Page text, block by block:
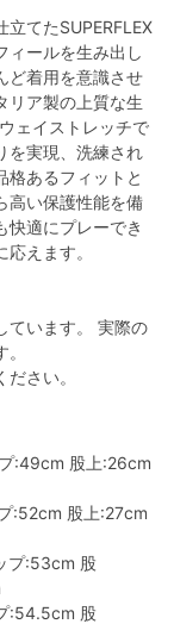
てたSUPERFLEX
ィールを生み出し
ど着用を意識させ
リア製の上質な生
ェイストレッチで
を実現、洗練され
格あるフィットと
高い保護性能を備
快適にプレーでき
えます。
ています。 実際の
さい。
:49cm 股上:26cm
:52cm 股上:27cm
プ:53cm 股
:54.5cm 股